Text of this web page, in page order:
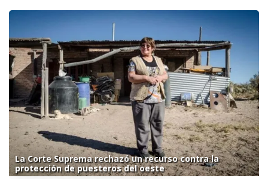
La Corte Suprema rechazó un recurso contra la
protección de puesteros del oeste